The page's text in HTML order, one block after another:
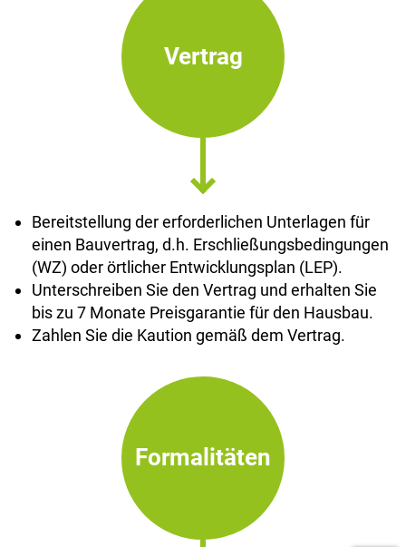
Vertrag
Bereitstellung der erforderlichen Unterlagen für
einen Bauvertrag, d.h. Erschließungsbedingungen
(WZ) oder örtlicher Entwicklungsplan (LEP).
Unterschreiben Sie den Vertrag und erhalten Sie
bis zu 7 Monate Preisgarantie für den Hausbau.
Zahlen Sie die Kaution gemäß dem Vertrag.
Formalitäten